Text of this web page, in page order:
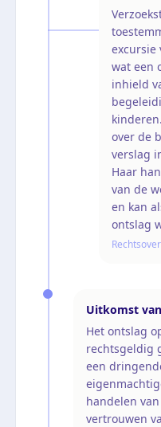
excursie
wat een
inhield
over de
verslag
Haar
van de
en kan
ontslag
Uitkomst
Het ontslag
rechtsgeldig
een
handelen
vertrouwen